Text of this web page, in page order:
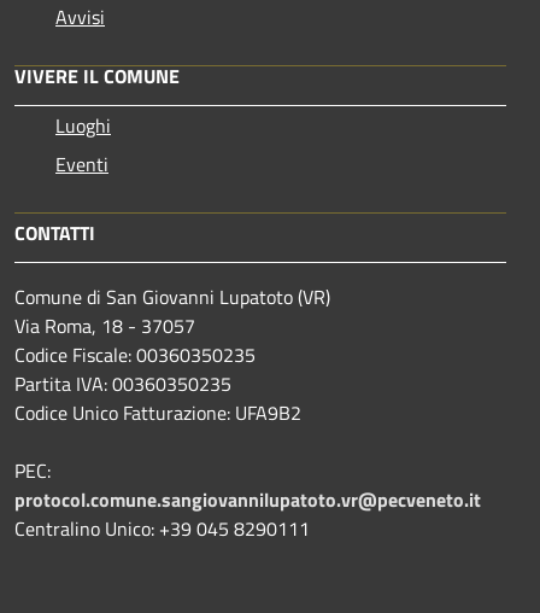
Avvisi
VIVERE IL COMUNE
Luoghi
Eventi
CONTATTI
Comune di San Giovanni Lupatoto (VR)
Via Roma, 18 - 37057
Codice Fiscale: 00360350235
Partita IVA: 00360350235
Codice Unico Fatturazione: UFA9B2
PEC:
protocol.comune.sangiovannilupatoto.vr@pecveneto.it
Centralino Unico: +39 045 8290111